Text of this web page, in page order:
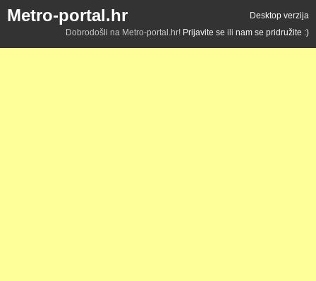
Metro-portal.hr
Desktop verzija
Dobrodošli na Metro-portal.hr! Prijavite se ili nam se pridružite :)